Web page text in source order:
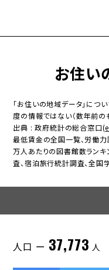
お住い
「お住いの地域データ」につ
度の情報ではない（数年前の
出典 : 政府統計の総合窓口(
最低賃金の全国一覧、労働力
万人あたりの図書館数ランキ
査、宿泊旅行統計調査、全国
人口 ー 37,773 人